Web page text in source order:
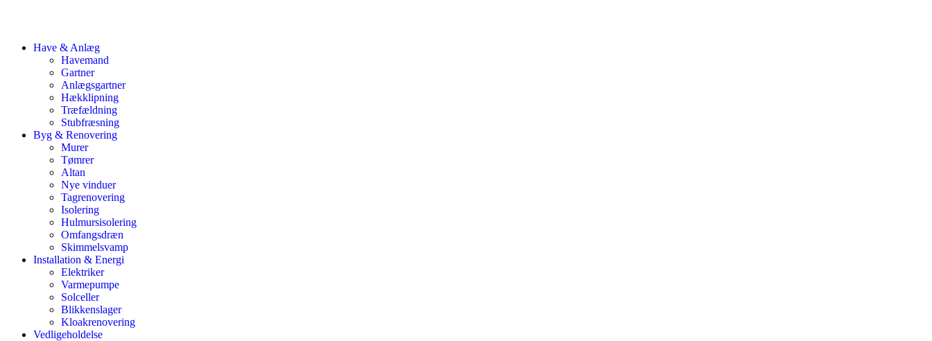
Have & Anlæg
Havemand
Gartner
Anlægsgartner
Hækklipning
Træfældning
Stubfræsning
Byg & Renovering
Murer
Tømrer
Altan
Nye vinduer
Tagrenovering
Isolering
Hulmursisolering
Omfangsdræn
Skimmelsvamp
Installation & Energi
Elektriker
Varmepumpe
Solceller
Blikkenslager
Kloakrenovering
Vedligeholdelse